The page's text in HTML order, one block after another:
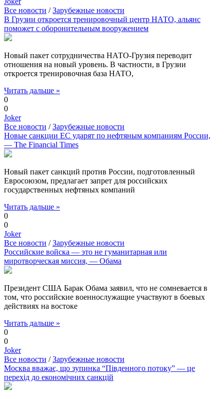
Все новости /Зарубежные новости
В Грузии откроется тренировочный центр НАТО, альянс
поможет с оборонительным вооружением
Новый пакет сотрудничества НАТО-Грузия переводит
отношения на новый уровень. В частности, в Грузии
откроется тренировочная база НАТО,
Читать дальше »
0
0
Joker
Все новости /Зарубежные новости
Новые санкции ЕС ударят по нефтяным компаниям России,
— The Financial Times
Новый пакет санкций против России, подготовленный
Евросоюзом, предлагает запрет для российских
государственных нефтяных компаний
Читать дальше »
0
0
Joker
Все новости /Зарубежные новости
Российские войска — это не гуманитарная или
миротворческая миссия, — Обама
Президент США Барак Обама заявил, что не сомневается в
том, что российские военнослужащие участвуют в боевых
действиях на востоке
Читать дальше »
0
0
Joker
Все новости /Зарубежные новости
Москва вважає, що зупинка “Південного потоку” — це
перехід до економічних санкцій